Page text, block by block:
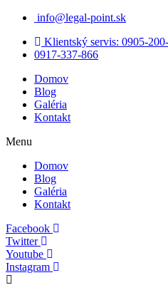
info@legal-point.sk
Klientský servis: 0905-
0917-337-866
Domov
Blog
Galéria
Kontakt
Menu
Domov
Blog
Galéria
Kontakt
Facebook
Twitter
Youtube
Instagram